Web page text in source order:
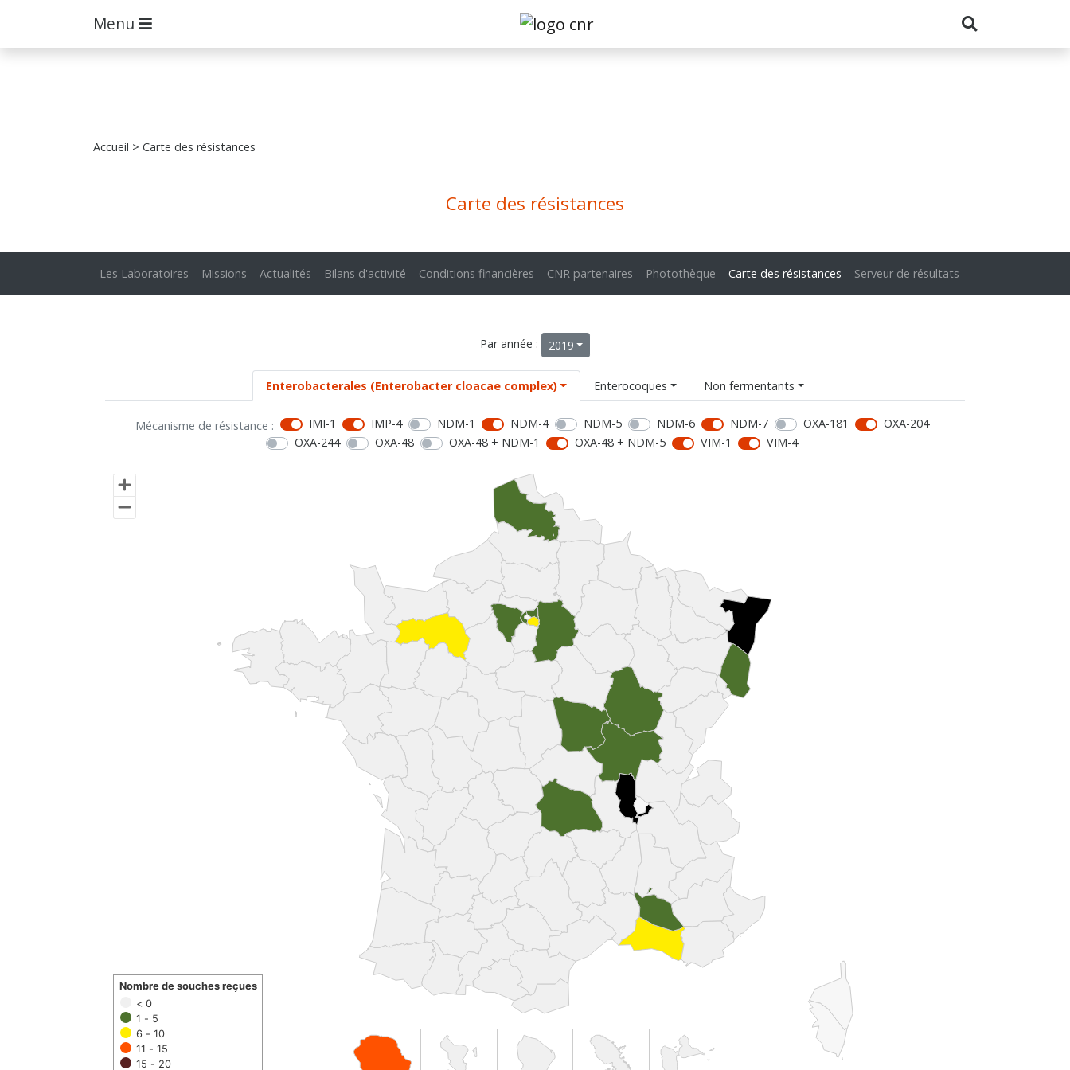
Menu
Accueil > Carte des résistances
Carte des résistances
Les Laboratoires Missions Actualités Bilans d'activité Conditions financières CNR partenaires Photothèque Carte des résistances Serveur de résultats
Par année : 2019
Enterobacterales (Enterobacter cloacae complex) Enterocoques Non fermentants
Mécanisme de résistance : IMI-1 IMP-4 NDM-1 NDM-4 NDM-5 NDM-6 NDM-7 OXA-181
OXA-204
OXA-244
OXA-48 OXA-48 + NDM-1 OXA-48 + NDM-5 VIM-1 VIM-4
< 0
1 - 5
6 - 10
11 - 15
15 - 20
Nombre de souches reçues